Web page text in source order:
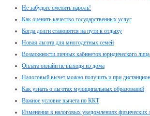
Не забудьте сменить пароль!
Как оценить качество государственных услуг
Когда долги становятся на пути к отдыху
Новая льгота для многодетных семей
Возможности личных кабинетов юридического
Оплата онлайн не выходя из дома
Налоговый вычет можно получить и при
Как узнать о льготах муниципальных образований
Важное условие вычета по ККТ
Изменения в налоговых уведомлениях физических